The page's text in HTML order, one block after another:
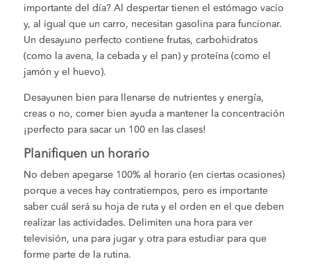
importante del día? Al despertar tienen el estómago vacío
y, al igual que un carro, necesitan gasolina para funcionar.
Un desayuno perfecto contiene frutas, carbohidratos
(como la avena, la cebada y el pan) y proteína (como el
jamón y el huevo).
Desayunen bien para llenarse de nutrientes y energía,
creas o no, comer bien ayuda a mantener la concentración
¡perfecto para sacar un 100 en las clases!
Planifiquen un horario
No deben apegarse 100% al horario (en ciertas ocasiones)
porque a veces hay contratiempos, pero es importante
saber cuál será su hoja de ruta y el orden en el que deben
realizar las actividades. Delimiten una hora para ver
televisión, una para jugar y otra para estudiar para que
forme parte de la rutina.